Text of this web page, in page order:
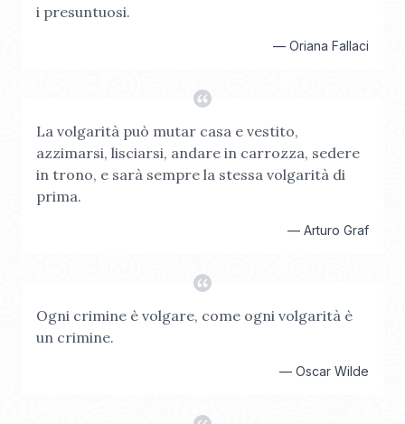
i presuntuosi.
— Oriana Fallaci
La volgarità può mutar casa e vestito,
azzimarsi, lisciarsi, andare in carrozza, sedere
in trono, e sarà sempre la stessa volgarità di
prima.
— Arturo Graf
Ogni crimine è volgare, come ogni volgarità è
un crimine.
— Oscar Wilde